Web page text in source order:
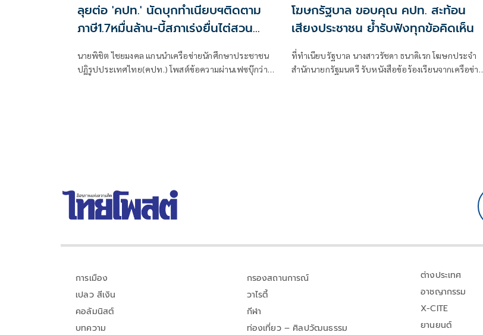
ลุยต่อ 'คปท.' นัดบุกทำเนียบฯติดตาม
ภาษี1.7หมื่นล้าน-บี้สภาเร่งยื่นไต่สวน
นายพิชิต ไชยมงคล แกนนำเครือข่ายนักศึกษาประชาชน
ปฏิรูปประเทศไทย(คปท.) โพสต์ข้อความผ่านเฟซบุ๊กว่า
โฆษกรัฐบาล ขอบคุณ คปท. สะท้อน
เสียงประชาชน ย้ำรับฟังทุกข้อคิดเห็น
ที่ทำเนียบรัฐบาล นางสาวรัชดา ธนาดิเรก โฆษกประจำ
สำนักนายกรัฐมนตรี รับหนังสือข้อร้องเรียนจากเครือข่าย
การเมือง
เปลว สีเงิน
คอลัมนิสต์
บทความ
กรองสถานการณ์
วาไรตี้
กีฬา
ท่องเที่ยว – ศิลปวัฒนธรรม
ต่างประเทศ
อาชญากรรม
X-CITE
ยานยนต์